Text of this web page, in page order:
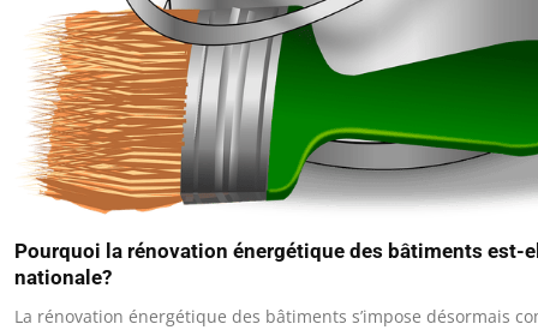
Pourquoi la rénovation énergétique des bâtiments est-
nationale?
La rénovation énergétique des bâtiments s’impose désormais